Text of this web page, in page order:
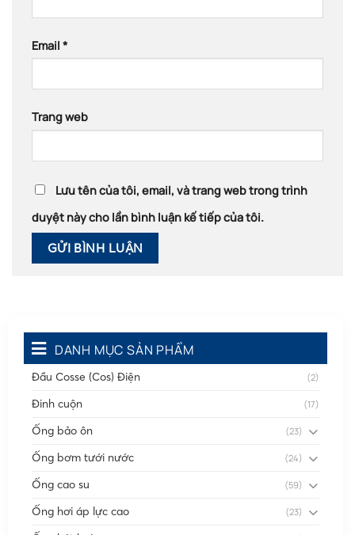
Email *
Trang web
Lưu tên của tôi, email, và trang web trong trình
duyệt này cho lần bình luận kế tiếp của tôi.
DANH MỤC SẢN PHẨM
Đầu Cosse (Cos) Điện (2)
Đinh cuộn (17)
Ống bảo ôn (23)
Ống bơm tưới nước (24)
Ống cao su (59)
Ống hơi áp lực cao (23)